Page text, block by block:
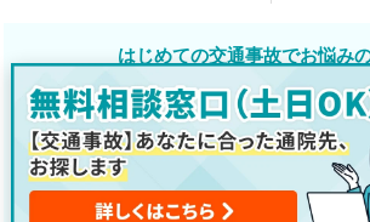
はじめての交通事故でお悩みの
交通事故に関する知識や通院
無料でサポートいたします
電話で無料相